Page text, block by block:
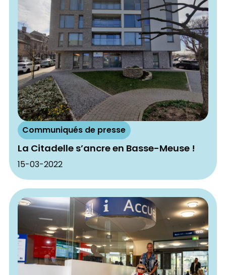
Communiqués de presse
La Citadelle s’ancre en Basse-Meuse !
15-03-2022